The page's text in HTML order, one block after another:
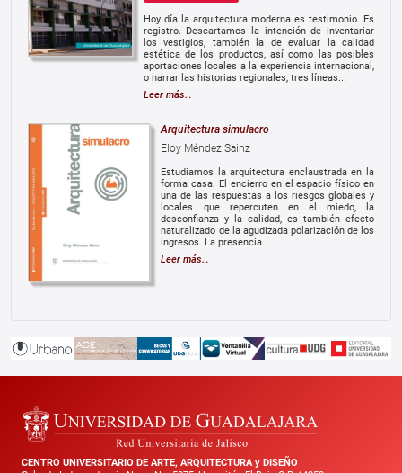
Hoy día la arquitectura moderna es testimonio. Es
registro. Descartamos la intención de inventariar
los vestigios, también la de evaluar la calidad
estética de los productos, así como las posibles
aportaciones locales a la experiencia internacional,
o narrar las historias regionales, tres líneas...
Leer más…
Arquitectura simulacro
Eloy Méndez Sainz
Estudiamos la arquitectura enclaustrada en la
forma casa. El encierro en el espacio físico en
una de las respuestas a los riesgos globales y
locales que repercuten en el miedo, la
desconfianza y la calidad, es también efecto
naturalizado de la agudizada polarización de los
ingresos. La presencia...
Leer más…
CENTRO UNIVERSITARIO DE ARTE, ARQUITECTURA y DISEÑO